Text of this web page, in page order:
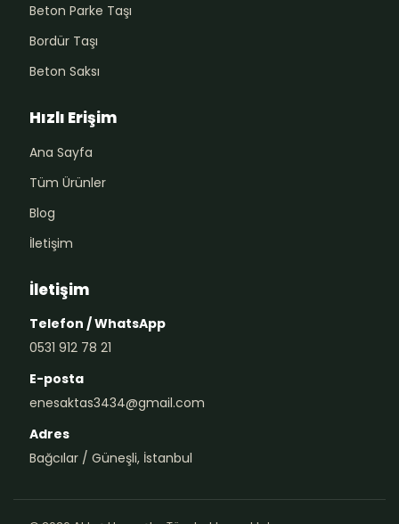
Beton Parke Taşı
Bordür Taşı
Beton Saksı
Hızlı Erişim
Ana Sayfa
Tüm Ürünler
Blog
İletişim
İletişim
Telefon / WhatsApp
0531 912 78 21
E-posta
enesaktas3434@gmail.com
Adres
Bağcılar / Güneşli, İstanbul